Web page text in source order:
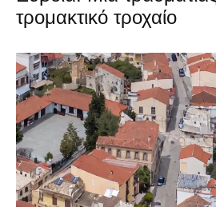
τρομακτικό τροχαίο